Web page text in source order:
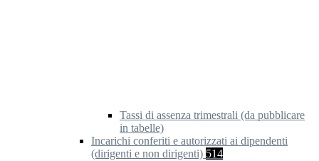
Tassi di assenza trimestrali (da pubblicare
in tabelle)
Incarichi conferiti e autorizzati ai dipendenti
(dirigenti e non dirigenti) 514